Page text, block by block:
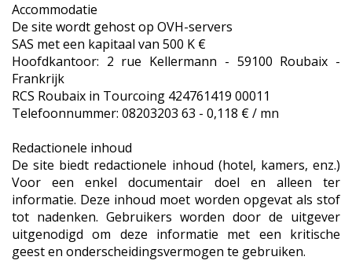
Accommodatie
De site wordt gehost op OVH-servers
SAS met een kapitaal van 500 K €
Hoofdkantoor: 2 rue Kellermann - 59100 Roubaix -
Frankrijk
RCS Roubaix in Tourcoing 424761419 00011
Telefoonnummer: 08203203 63 - 0,118 € / mn
Redactionele inhoud
De site biedt redactionele inhoud (hotel, kamers, enz.)
Voor een enkel documentair doel en alleen ter
informatie. Deze inhoud moet worden opgevat als stof
tot nadenken. Gebruikers worden door de uitgever
uitgenodigd om deze informatie met een kritische
geest en onderscheidingsvermogen te gebruiken.